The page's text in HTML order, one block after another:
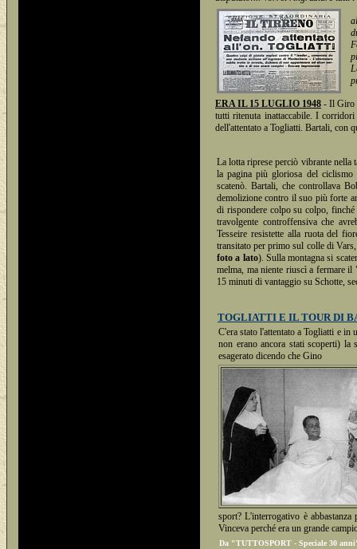
ERA IL 15 LUGLIO 1948 - Il Giro
tutti ritenuta inattaccabile. I
dell'attentato a Togliatti. Bartali, con
La lotta riprese perciò vibrante nella
la pagina più gloriosa del
scatenò. Bartali, che controllava
demolizione contro il suo più forte
di rispondere colpo su colpo,
travolgente controffensiva che
Tesseire resistette alla ruota del
transitato per primo sul colle di
foto a lato). Sulla montagna si
melma, ma niente riuscì a fermare
15 minuti di vantaggio su Schotte,
TOGLIATTI E IL TOUR DI
C'era stato l'attentato a Togliatti e
non erano ancora stati scoperti)
esagerato dicendo che Gino
sport? L'interrogativo è
Vinceva perché era un grande
Da "TUTTOSPORT - Speciale 30